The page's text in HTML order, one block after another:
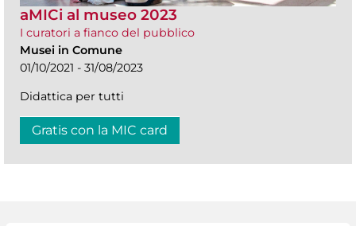
aMICi al museo 2023
I curatori a fianco del pubblico
Musei in Comune
01/10/2021 - 31/08/2023
Didattica per tutti
Gratis con la MIC card